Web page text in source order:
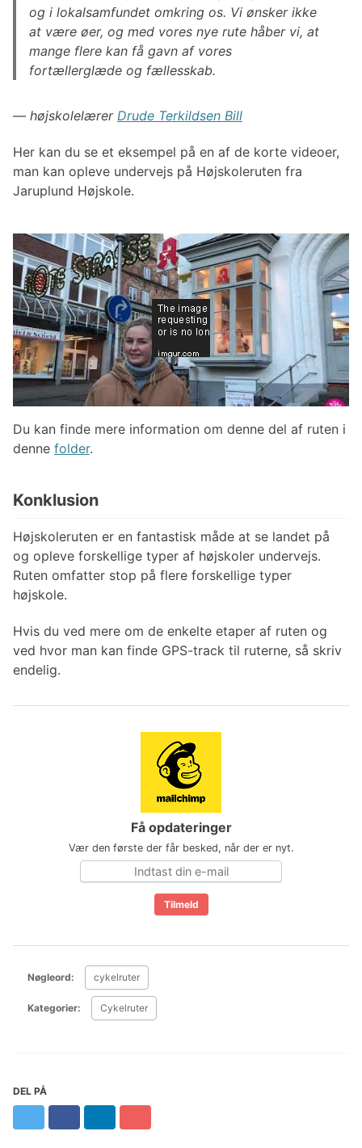
og i lokalsamfundet omkring os. Vi ønsker ikke
at være øer, og med vores nye rute håber vi, at
mange flere kan få gavn af vores
fortællerglæde og fællesskab.
— højskolelærer Drude Terkildsen Bill
Her kan du se et eksempel på en af de korte videoer,
man kan opleve undervejs på Højskoleruten fra
Jaruplund Højskole.
Du kan finde mere information om denne del af ruten i
denne folder.
Konklusion
Højskoleruten er en fantastisk måde at se landet på
og opleve forskellige typer af højskoler undervejs.
Ruten omfatter stop på flere forskellige typer
højskole.
Hvis du ved mere om de enkelte etaper af ruten og
ved hvor man kan finde GPS-track til ruterne, så skriv
endelig.
Få opdateringer
Vær den første der får besked, når der er nyt.
Nøgleord: cykelruter
Kategorier: Cykelruter
DEL PÅ